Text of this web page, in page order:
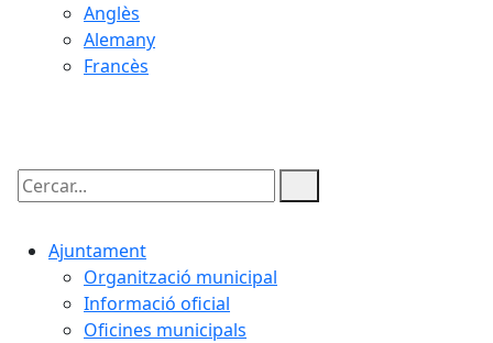
Anglès
Alemany
Francès
Cercar:
Ajuntament
Organització municipal
Informació oficial
Oficines municipals